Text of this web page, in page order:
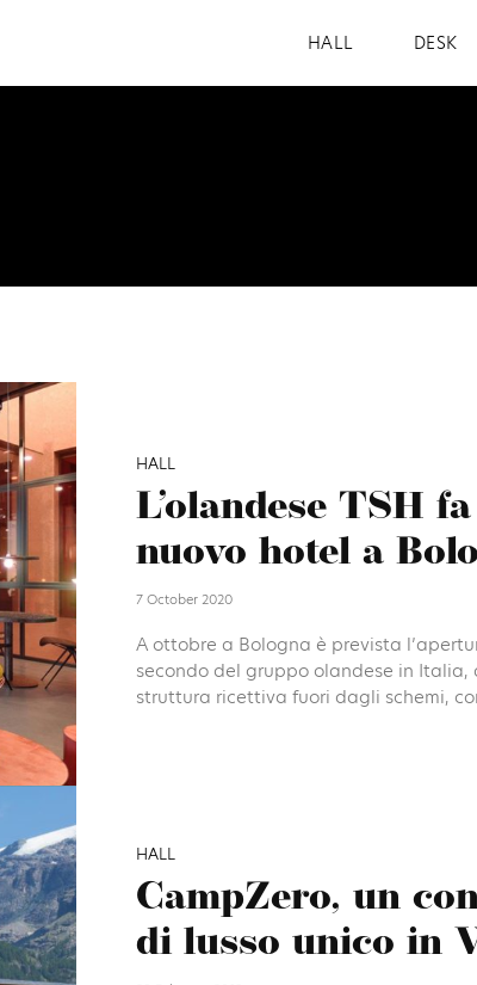
HALL DESK
HALL
L’olandese TSH
nuovo hotel a
7 October 2020
A ottobre a Bologna è prevista
secondo del gruppo olandese in Italia,
struttura ricettiva fuori dagli schemi,
HALL
CampZero, un
di lusso unico in